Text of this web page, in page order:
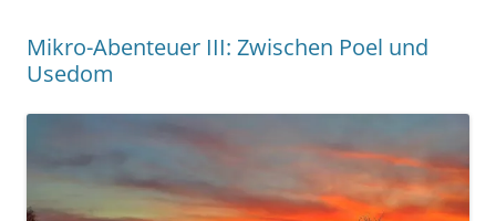
Mikro-Abenteuer III: Zwischen Poel und
Usedom